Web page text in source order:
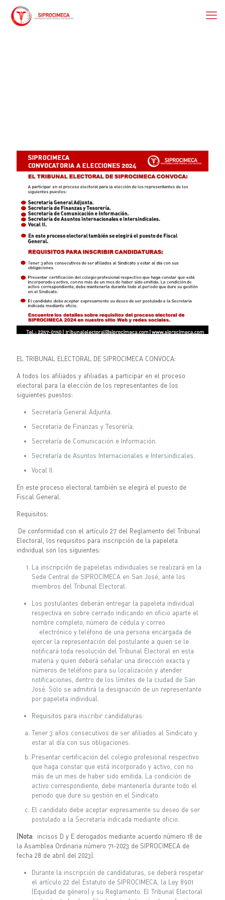
EL TRIBUNAL ELECTORAL DE SIPROCIMECA CONVOCA:
A todos los afiliados y afiliadas a participar en el proceso
electoral para la elección de los representantes de los
siguientes puestos:
Secretaría General Adjunta.
Secretaría de Finanzas y Tesorería.
Secretaría de Comunicación e Información.
Secretaría de Asuntos Internacionales e Intersindicales.
Vocal II.
En este proceso electoral también se elegirá el puesto de
Fiscal General.
Requisitos:
De conformidad con el artículo 27 del Reglamento del Tribunal
Electoral, los requisitos para inscripción de la papeleta
individual son los siguientes:
La inscripción de papeletas individuales se realizará en la
Sede Central de SIPROCIMECA en San José, ante los
miembros del Tribunal Electoral.
Los postulantes deberán entregar la papeleta individual
respectiva en sobre cerrado indicando en oficio aparte el
nombre completo, número de cédula y correo
electrónico y teléfono de una persona encargada de
ejercer la representación del postulante a quien se le
notificará toda resolución del Tribunal Electoral en esta
materia y quien deberá señalar una dirección exacta y
números de teléfono para su localización y atender
notificaciones, dentro de los límites de la ciudad de San
José. Sólo se admitirá la designación de un representante
por papeleta individual.
Requisitos para inscribir candidaturas:
Tener 3 años consecutivos de ser afiliados al Sindicato y
estar al día con sus obligaciones.
Presentar certificación del colegio profesional respectivo
que haga constar que está incorporado y activo, con no
más de un mes de haber sido emitida. La condición de
activo correspondiente, debe mantenerla durante todo el
periodo que dure su gestión en el Sindicato.
El candidato debe aceptar expresamente su deseo de ser
postulado a la Secretaría indicada mediante oficio.
(Nota: incisos D y E derogados mediante acuerdo número 18 de
la Asamblea Ordinaria número 71-2023 de SIPROCIMECA de
fecha 28 de abril del 2023).
Durante la inscripción de candidaturas, se deberá respetar
el artículo 22 del Estatuto de SIPROCIMECA, la Ley 8901
(Equidad de género) y su Reglamento. El Tribunal Electoral